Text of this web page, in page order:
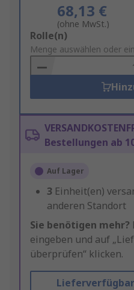
68,13 €
(ohne MwSt.)
Add
to
Basket
Rolle(n)
Menge auswählen oder
Bestellungen ab
Auf Lager
3 Einheit(en)
anderen Standort
Sie benötigen mehr?
eingeben und auf
überprüfen“ klicken.